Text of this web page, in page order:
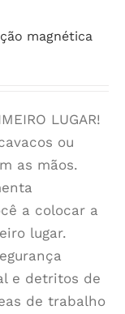
magnética
LUGAR!
ou
as mãos.
a colocar a
lugar.
e detritos de
de trabalho